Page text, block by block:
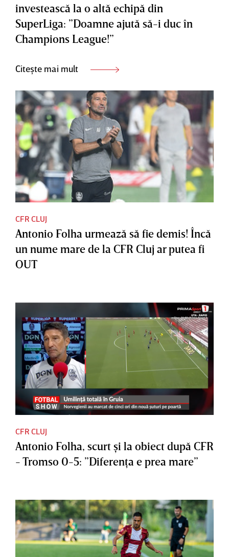
investească la o altă echipă din
SuperLiga: ”Doamne ajută să-i duc în
Champions League!”
Citește mai mult
CFR CLUJ
Antonio Folha urmează să fie demis! Încă
un nume mare de la CFR Cluj ar putea fi
OUT
CFR CLUJ
Antonio Folha, scurt şi la obiect după CFR
- Tromso 0-5: ”Diferenţa e prea mare”